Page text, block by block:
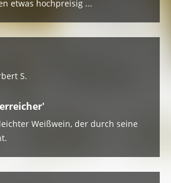
etwas hochpreisig ...
S.
Weißwein, der durch seine